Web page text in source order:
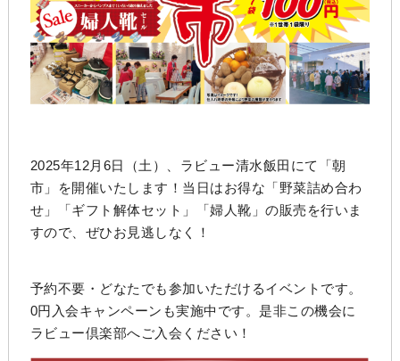
2025年12月6日（土）、ラビュー清水飯田にて「朝
市」を開催いたします！当日はお得な「野菜詰め合わ
せ」「ギフト解体セット」「婦人靴」の販売を行いま
すので、ぜひお見逃しなく！
予約不要・どなたでも参加いただけるイベントです。
0円入会キャンペーンも実施中です。是非この機会に
ラビュー倶楽部へご入会ください！